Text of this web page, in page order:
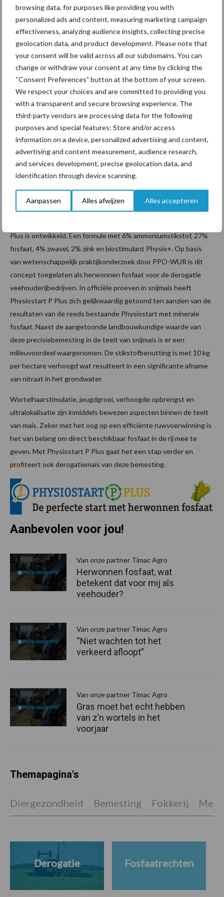
browsing data, for purposes like providing you with
personalized ads and content, measuring marketing campaign
effectiveness, analyzing audience insights, collecting precise
geolocation data, and product development. Please note that
your consent will be valid across all our subdomains. You can
change or withdraw your consent at any time by clicking the
“Consent Preferences” button at the bottom of your screen.
We respect your choices and are committed to providing you
with a transparent and secure browsing experience. The
third-party vendors are processing data for the following
purposes and special features: Store and/or access
information on a device, personalized advertising and content,
advertising and content measurement, audience research,
and services development, precise geolocation data, and
identification through device scanning.
Aanpassen Alles afwijzen Alles accepteren
de bemesting vlakbij het zaad te liggen, een verdergaande vorm
van rijenbemesting, ook wel ultralokalisatie genoemd.
Toelating voor derogatie
Timac Agro heeft sinds 2005 veel onderzoek verricht naar
fosfaatbemesting via ultralokalisatie (toediening direct bij het
landbouwkundig te benutten organische fosfaatvorm voor de
teelt van snijmais. In dit uitgebreide praktijk en kennisdossier zijn
Plus is ontwikkeld. Een formule met 6% ammoniumstikstof, 27%
fosfaat, 4% zwavel, 2% zink en biostimulant Physio+. Op basis
van wetenschappelijk praktijkonderzoek door PPO-WUR is dit
concept toegelaten als herwonnen fosfaat voor de derogatie
veehouderijbedrijven. In officiële proeven in snijmais heeft
Physiostart P Plus zich gelijkwaardig getoond ten aanzien van de
resultaten van de reeds bestaande Physiostart met minerale
fosfaat. Naast de aangetoonde landbouwkundige waarde van
deze precisiebemesting in de teelt van snijmais is er een
milieuvoordeel waargenomen. De stikstofbenutting is met 10 kg
per hectare verhoogd wat resulteert in een significante afname
van nitraat in het grondwater.
Wortelhaarstimulatie, jeugdgroei, verhoogde opbrengst en
ultralokalisatie zijn inmiddels bewezen aspecten binnen de teelt
van mais. Zeker met het oog op een efficiënte ruwvoerwinning is
het van belang om direct beschikbaar fosfaat in de rij mee te
geven. Met Physiostart P Plus gaat het een stap verder en
profiteert ook derogatiemais van deze bemesting.
Aanbevolen voor jou!
Van onze partner Timac Agro
Herwonnen fosfaat, wat
betekent dat voor mij als
veehouder?
Van onze partner Timac Agro
“Niet wachten tot het
verkeerd afloopt”
Van onze partner Timac Agro
Gras moet het echt hebben
van z’n wortels in het
voorjaar
Themapagina's
Diergezondheid Bemesting Fokkerij
Derogatie Fosfaatrechten